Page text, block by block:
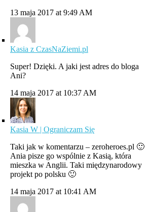
13 maja 2017 at 9:49 AM
Kasia z CzasNaZiemi.pl
Super! Dzięki. A jaki jest adres do bloga
Ani?
14 maja 2017 at 10:37 AM
Kasia W | Ograniczam Się
Taki jak w komentarzu – zeroheroes.pl 🙂
Ania pisze go wspólnie z Kasią, która
mieszka w Anglii. Taki międzynarodowy
projekt po polsku 🙂
14 maja 2017 at 10:41 AM